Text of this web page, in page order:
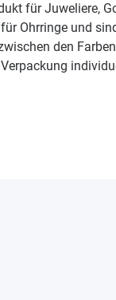
für Juweliere,
Ohrringe und
den